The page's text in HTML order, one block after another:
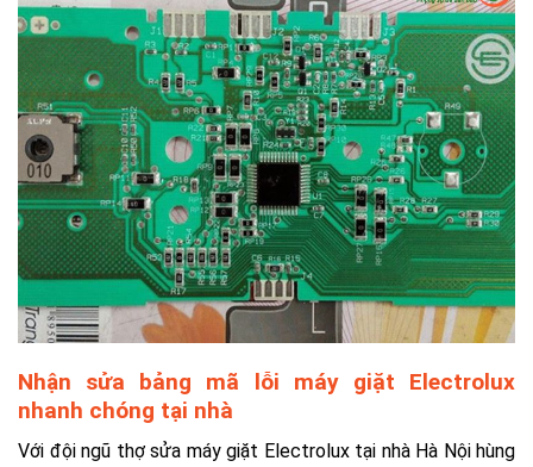
Nhận sửa bảng mã lỗi máy giặt Electrolux
nhanh chóng tại nhà
Với đội ngũ thợ sửa máy giặt Electrolux tại nhà Hà Nội hùng